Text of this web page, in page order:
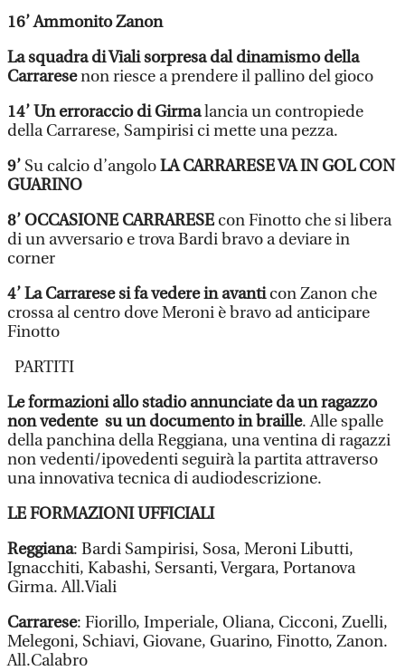
16’ Ammonito Zanon
La squadra di Viali sorpresa dal dinamismo della
Carraresenon riesce a prendere il pallino del gioco
14’ Un erroraccio di Girmalancia un contropiede
della Carrarese, Sampirisi ci mette una pezza.
9’ Su calcio d’angoloLA CARRARESE VA IN GOL CON
GUARINO
8’ OCCASIONE CARRARESEcon Finotto che si libera
di un avversario e trova Bardi bravo a deviare in
corner
4’ La Carrarese si fa vedere in avanticon Zanon che
crossa al centro dove Meroni è bravo ad anticipare
Finotto
PARTITI
Le formazioni allo stadio annunciate da un ragazzo
non vedente su un documento in braille. Alle spalle
della panchina della Reggiana, una ventina di ragazzi
non vedenti/ipovedenti seguirà la partita attraverso
una innovativa tecnica di audiodescrizione.
LE FORMAZIONI UFFICIALI
Reggiana: Bardi Sampirisi, Sosa, Meroni Libutti,
Ignacchiti, Kabashi, Sersanti, Vergara, Portanova
Girma. All.Viali
Carrarese: Fiorillo, Imperiale, Oliana, Cicconi, Zuelli,
Melegoni, Schiavi, Giovane, Guarino, Finotto, Zanon.
All.Calabro